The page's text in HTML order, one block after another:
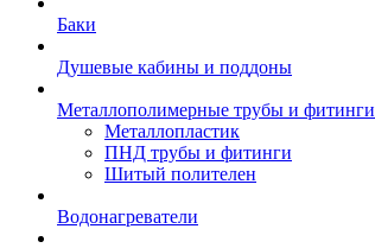
Баки
Душевые кабины и поддоны
Металлополимерные трубы и фитинги
Металлопластик
ПНД трубы и фитинги
Шитый полителен
Водонагреватели